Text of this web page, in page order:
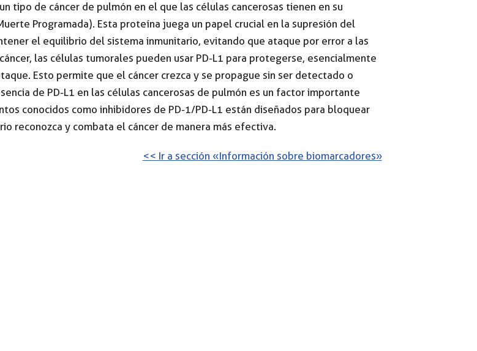
tipo de cáncer de pulmón en el que las células cancerosas tienen en su
Programada). Esta proteína juega un papel crucial en la supresión del
el equilibrio del sistema inmunitario, evitando que ataque por error a las
las células tumorales pueden usar PD-L1 para protegerse, esencialmente
Esto permite que el cáncer crezca y se propague sin ser detectado o
de PD-L1 en las células cancerosas de pulmón es un factor importante
conocidos como inhibidores de PD-1/PD-L1 están diseñados para bloquear
reconozca y combata el cáncer de manera más efectiva.
<< Ir a sección «Información sobre biomarcadores»